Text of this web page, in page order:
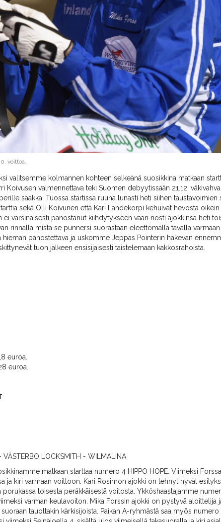
voittoa.
valitsemme kolmannen kohteen selkeänä suosikkina matkaan
Koivusen valmennettava teki Suomen debyytissään 21.12.
saakka. Tuossa startissa ruuna lunasti heti siihen taustavoimien
sekä Olli Koivunen että Kari Lähdekorpi kehuivat hevosta oikein
varsinaisesti panostanut kiihdytykseen vaan nosti ajokkinsa heti
rinnalla mistä se punnersi suorastaan eleettömällä tavalla
hieman panostettava ja uskomme Jeppas Pointerin hakevan
tuon jälkeen ensisijaisesti taistelemaan kakkosrahoista.
euroa.
euroa.
VÄSTERBO LOCKSMITH - WILMALINA
matkaan starttaa numero 4 HIPPO HOPE. Viimeksi
ja kiri varmaan voittoon. Kari Rosimon ajokki on tehnyt hyvät
porukassa toisesta peräkkäisestä voitosta. Ykköshaastajamme
varman keulavoiton. Mika Forssin ajokki on pystyvä aloittelija
tauoltakin kärkisijoista. Paikan A-ryhmästä saa myös numero